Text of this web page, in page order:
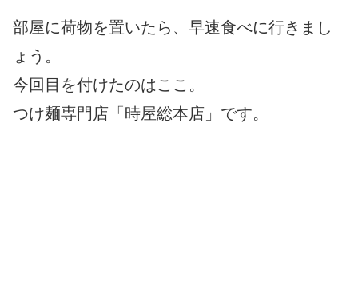
部屋に荷物を置いたら、早速食べに行きまし
ょう。
今回目を付けたのはここ。
つけ麺専門店「時屋総本店」です。